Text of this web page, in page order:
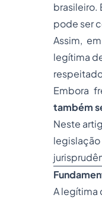
brasileiro.
pode ser
Assim,
legítima
Embora
também
Neste
A legítima